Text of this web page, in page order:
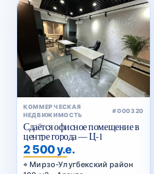
КОММЕРЧЕСКАЯ
НЕДВИЖИМОСТЬ
#000320
Сдаётся офисное помещение в
центре города — Ц-1
2 500 у.е.
Мирзо-Улугбекский район